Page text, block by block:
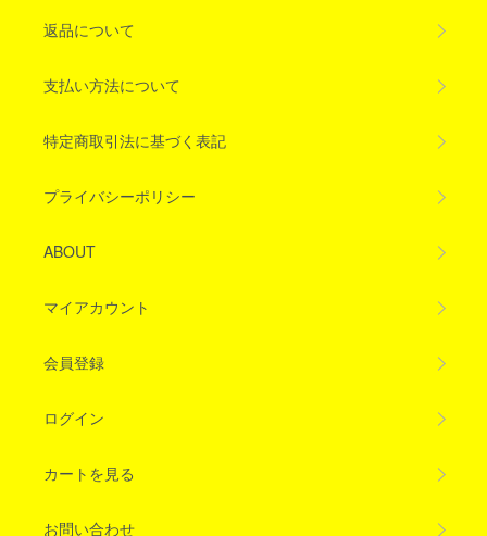
返品について
支払い方法について
特定商取引法に基づく表記
プライバシーポリシー
ABOUT
マイアカウント
会員登録
ログイン
カートを見る
お問い合わせ